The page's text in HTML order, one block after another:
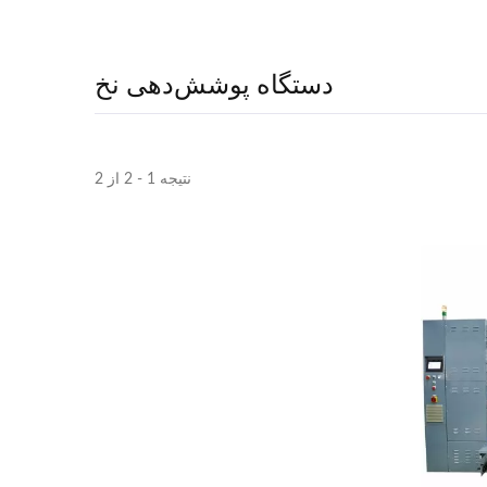
دستگاه پوشش‌دهی نخ
نتیجه 1 - 2 از 2